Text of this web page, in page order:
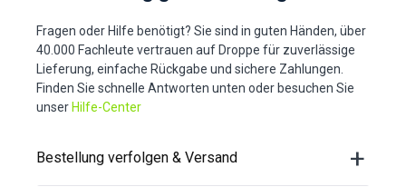
Fragen oder Hilfe benötigt? Sie sind in guten Händen, über
40.000 Fachleute vertrauen auf Droppe für zuverlässige
Lieferung, einfache Rückgabe und sichere Zahlungen.
Finden Sie schnelle Antworten unten oder besuchen Sie
unser Hilfe-Center
Bestellung verfolgen & Versand